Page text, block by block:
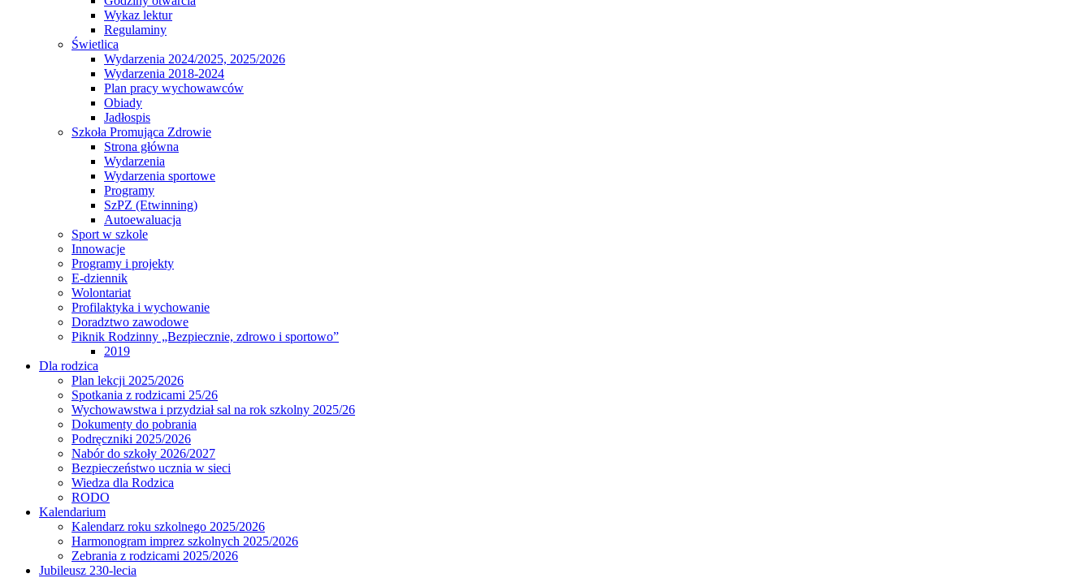
Wykaz lektur
Regulaminy
Świetlica
Wydarzenia 2024/2025, 2025/2026
Wydarzenia 2018-2024
Plan pracy wychowawców
Obiady
Jadłospis
Szkoła Promująca Zdrowie
Strona główna
Wydarzenia
Wydarzenia sportowe
Programy
SzPZ (Etwinning)
Autoewaluacja
Sport w szkole
Innowacje
Programy i projekty
E-dziennik
Wolontariat
Profilaktyka i wychowanie
Doradztwo zawodowe
Piknik Rodzinny „Bezpiecznie, zdrowo i sportowo”
2019
Dla rodzica
Plan lekcji 2025/2026
Spotkania z rodzicami 25/26
Wychowawstwa i przydział sal na rok szkolny 2025/26
Dokumenty do pobrania
Podręczniki 2025/2026
Nabór do szkoły 2026/2027
Bezpieczeństwo ucznia w sieci
Wiedza dla Rodzica
RODO
Kalendarium
Kalendarz roku szkolnego 2025/2026
Harmonogram imprez szkolnych 2025/2026
Zebrania z rodzicami 2025/2026
Jubileusz 230-lecia